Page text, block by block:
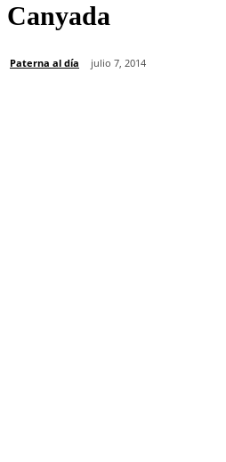
Canyada
Paterna al día julio 7, 2014